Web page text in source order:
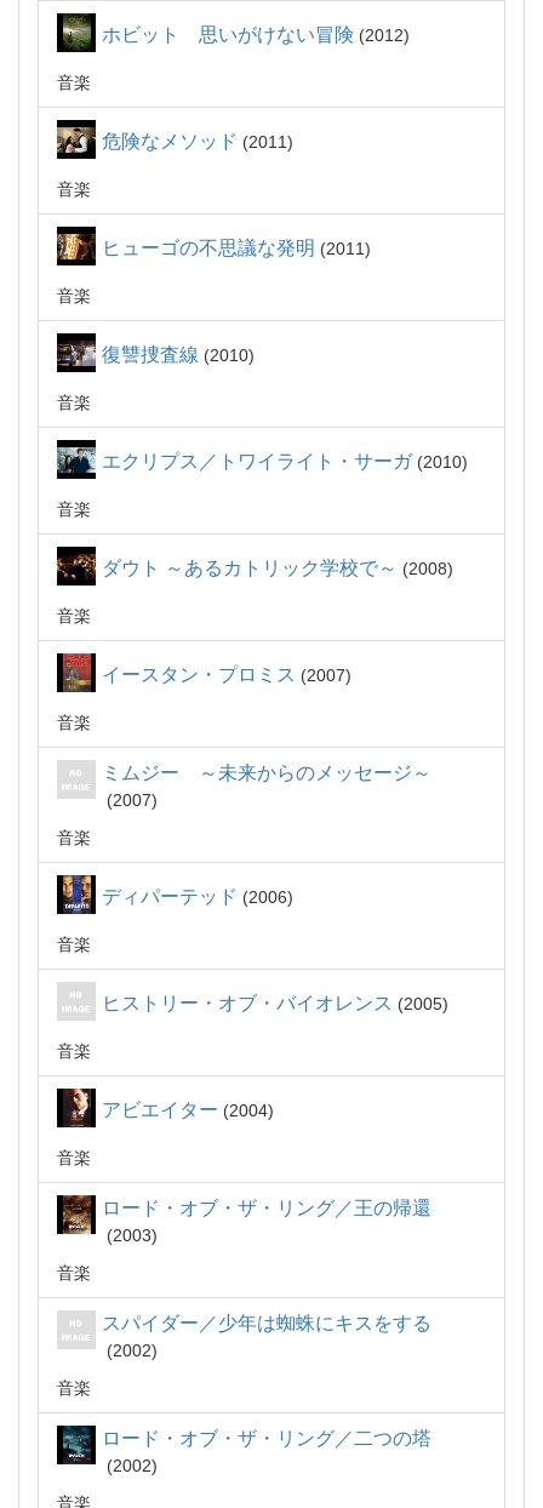
ホビット 思いがけない冒険 2012
音楽
危険なメソッド 2011
音楽
ヒューゴの不思議な発明 2011
音楽
復讐捜査線 2010
音楽
エクリプス／トワイライト・サーガ 2010
音楽
ダウト ～あるカトリック学校で～ 2008
音楽
イースタン・プロミス 2007
音楽
ミムジー ～未来からのメッセージ～
2007
音楽
ディパーテッド 2006
音楽
ヒストリー・オブ・バイオレンス 2005
音楽
アビエイター 2004
音楽
ロード・オブ・ザ・リング／王の帰還
2003
音楽
スパイダー／少年は蜘蛛にキスをする
2002
音楽
ロード・オブ・ザ・リング／二つの塔
2002
音楽